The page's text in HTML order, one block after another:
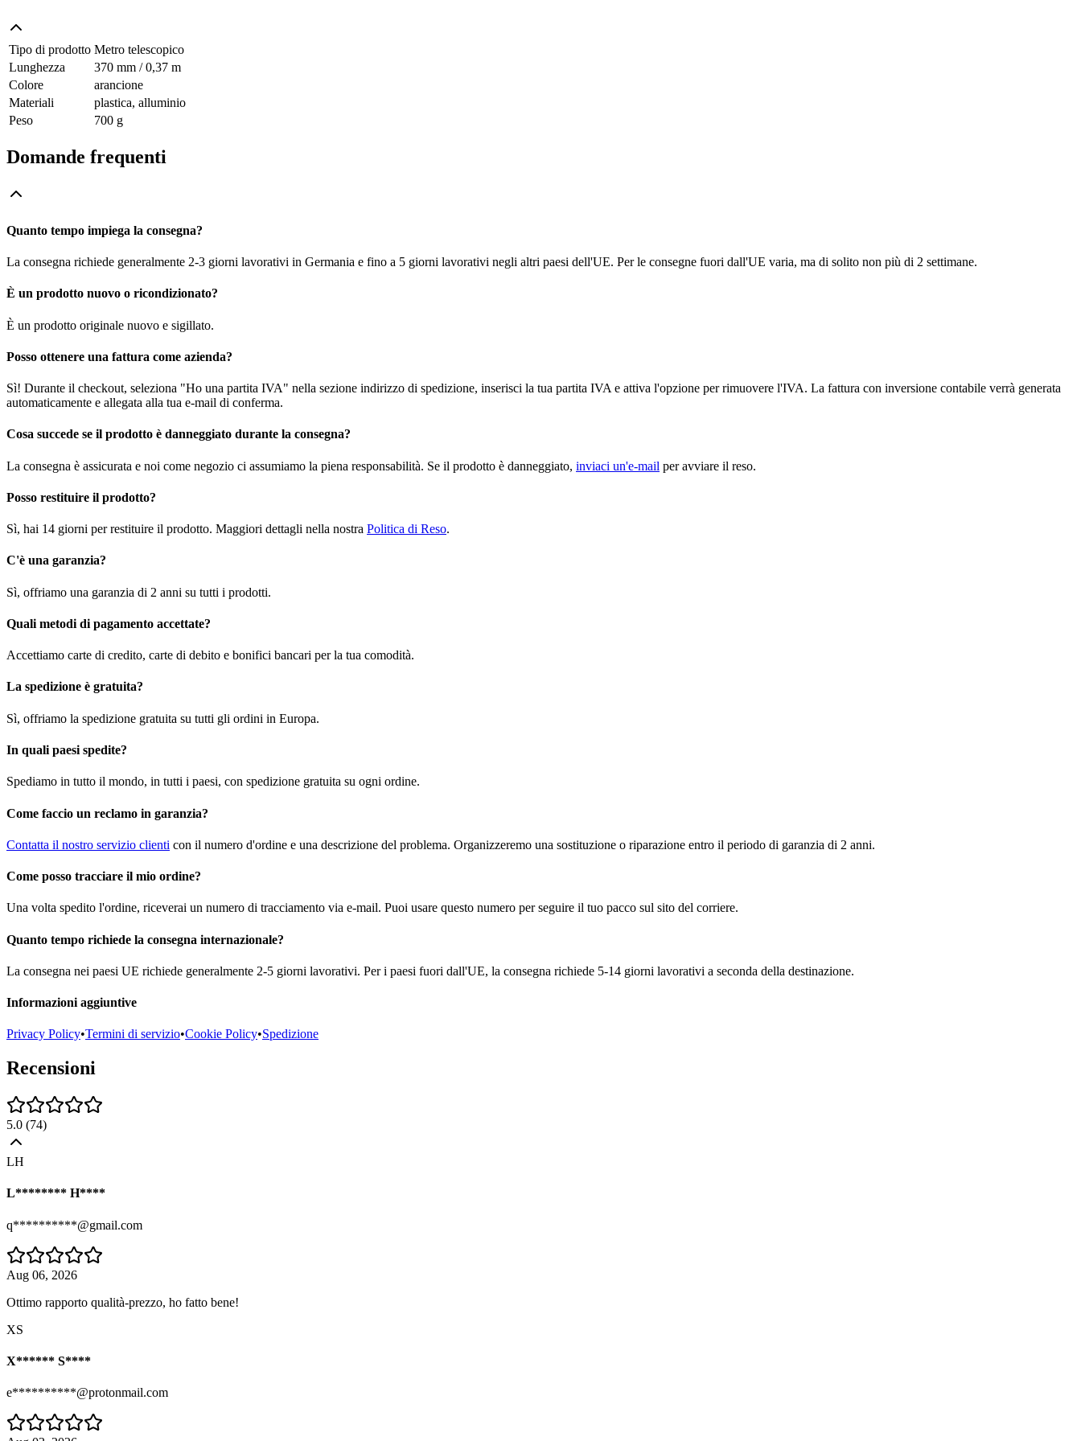
Tipo di prodotto Metro telescopico
Lunghezza
370 mm / 0,37 m
Colore
arancione
Materiali
plastica, alluminio
Peso
700 g
Domande frequenti
Quanto tempo impiega la consegna?
La consegna richiede generalmente 2-3 giorni lavorativi in Germania e fino a 5 giorni lavorativi negli altri paesi dell'UE. Per le consegne fuori dall'UE varia, ma di solito non più di 2 settimane.
È un prodotto nuovo o ricondizionato?
È un prodotto originale nuovo e sigillato.
Posso ottenere una fattura come azienda?
Sì! Durante il checkout, seleziona "Ho una partita IVA" nella sezione indirizzo di spedizione, inserisci la tua partita IVA e attiva l'opzione per rimuovere l'IVA. La fattura con inversione contabile verrà generata
automaticamente e allegata alla tua e-mail di conferma.
Cosa succede se il prodotto è danneggiato durante la consegna?
La consegna è assicurata e noi come negozio ci assumiamo la piena responsabilità. Se il prodotto è danneggiato, inviaci un'e-mail per avviare il reso.
Posso restituire il prodotto?
Sì, hai 14 giorni per restituire il prodotto. Maggiori dettagli nella nostra Politica di Reso.
C'è una garanzia?
Sì, offriamo una garanzia di 2 anni su tutti i prodotti.
Quali metodi di pagamento accettate?
Accettiamo carte di credito, carte di debito e bonifici bancari per la tua comodità.
La spedizione è gratuita?
Sì, offriamo la spedizione gratuita su tutti gli ordini in Europa.
In quali paesi spedite?
Spediamo in tutto il mondo, in tutti i paesi, con spedizione gratuita su ogni ordine.
Come faccio un reclamo in garanzia?
Contatta il nostro servizio clienti con il numero d'ordine e una descrizione del problema. Organizzeremo una sostituzione o riparazione entro il periodo di garanzia di 2 anni.
Come posso tracciare il mio ordine?
Una volta spedito l'ordine, riceverai un numero di tracciamento via e-mail. Puoi usare questo numero per seguire il tuo pacco sul sito del corriere.
Quanto tempo richiede la consegna internazionale?
La consegna nei paesi UE richiede generalmente 2-5 giorni lavorativi. Per i paesi fuori dall'UE, la consegna richiede 5-14 giorni lavorativi a seconda della destinazione.
Informazioni aggiuntive
Privacy Policy•Termini di servizio•Cookie Policy•Spedizione
Recensioni
5.0 (74)
LH
L******** H****
q**********@gmail.com
Aug 06, 2026
Ottimo rapporto qualità-prezzo, ho fatto bene!
XS
X****** S****
e**********@protonmail.com